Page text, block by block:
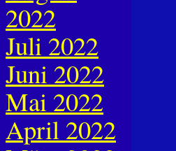
2022
Juli 2022
Juni 2022
Mai 2022
April 2022